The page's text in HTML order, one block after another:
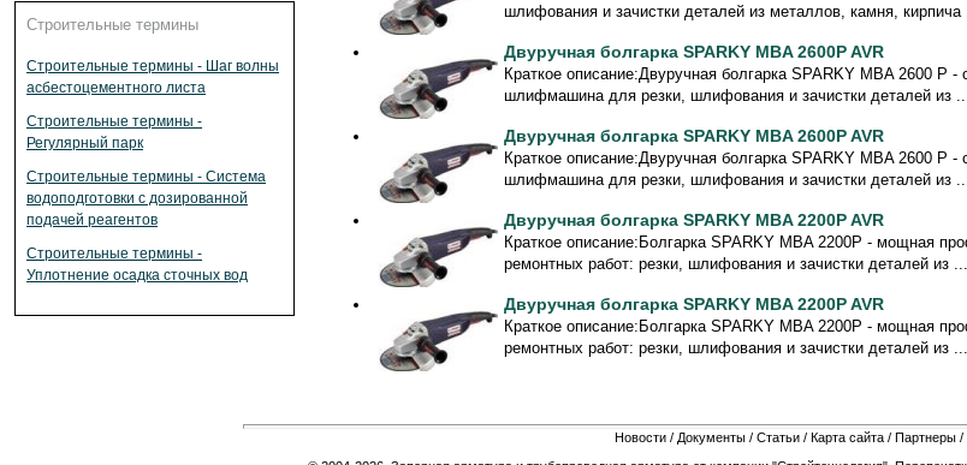
Строительные термины
Строительные термины - Шаг волны
асбестоцементного листа
Строительные термины -
Регулярный парк
Строительные термины - Система
водоподготовки с дозированной
подачей реагентов
Строительные термины -
Уплотнение осадка сточных вод
шлифования и зачистки деталей из металлов, камня, кирпича
Двуручная болгарка SPARKY MBA 2600P AVR
Краткое описание:Двуручная болгарка SPARKY MBA 2600 P
шлифмашина для резки, шлифования и зачистки деталей из ...
Двуручная болгарка SPARKY MBA 2600P AVR
Краткое описание:Двуручная болгарка SPARKY MBA 2600 P
шлифмашина для резки, шлифования и зачистки деталей из ...
Двуручная болгарка SPARKY MBA 2200P AVR
Краткое описание:Болгарка SPARKY MBA 2200P - мощная
ремонтных работ: резки, шлифования и зачистки деталей из ...
Двуручная болгарка SPARKY MBA 2200P AVR
Краткое описание:Болгарка SPARKY MBA 2200P - мощная
ремонтных работ: резки, шлифования и зачистки деталей из ...
Новости / Документы / Статьи / Карта сайта / Партнеры /